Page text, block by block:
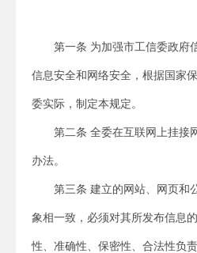
第一条 为加强市工信委政府
信息安全和网络安全，根据国家
委实际，制定本规定。
第二条 全委在互联网上挂接
办法。
第三条 建立的网站、网页和
象相一致，必须对其所发布信息
性、准确性、保密性、合法性负责